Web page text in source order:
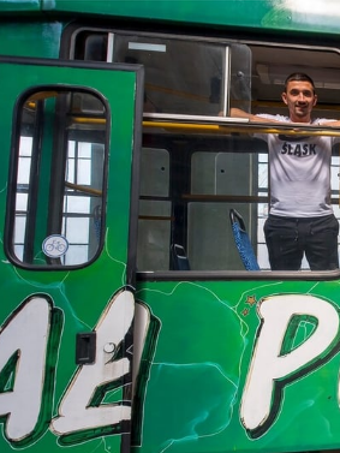
aby powiększyć